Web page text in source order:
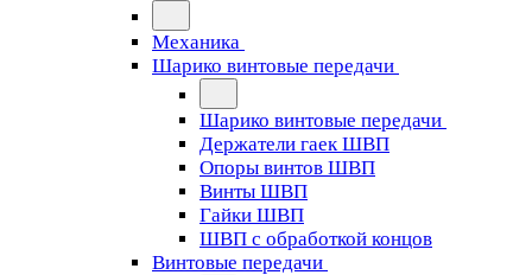
Механика
Шарико винтовые передачи
Шарико винтовые передачи
Держатели гаек ШВП
Опоры винтов ШВП
Винты ШВП
Гайки ШВП
ШВП с обработкой концов
Винтовые передачи